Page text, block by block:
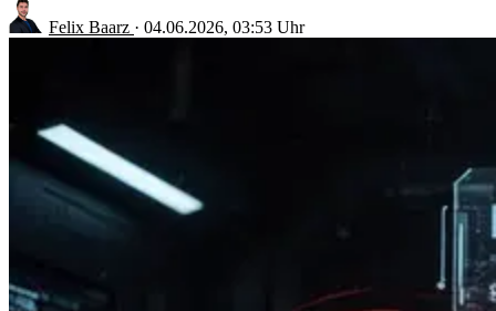
Felix Baarz · 04.06.2026, 03:53 Uhr